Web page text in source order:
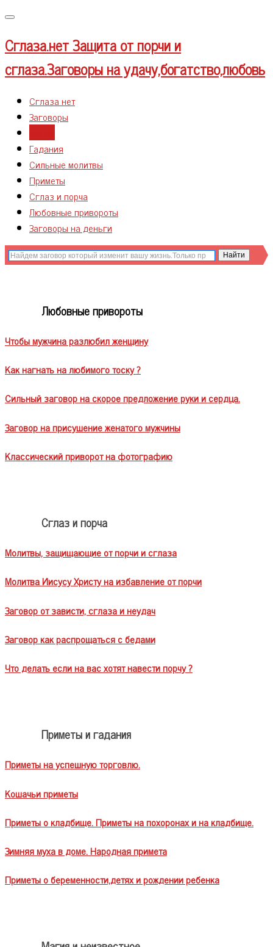
Меню
Сглаза.нетЗащита от порчи и
сглаза.Заговоры на удачу,богатство,любовь
Сглаза нет
Заговоры
Гадания
Сильные молитвы
Приметы
Сглаз и порча
Любовные привороты
Заговоры на деньги
Любовные привороты
Чтобы мужчина разлюбил женщину
Как нагнать на любимого тоску ?
Сильный заговор на скорое предложение руки и сердца.
Заговор на присушение женатого мужчины
Классический приворот на фотографию
Сглаз и порча
Молитвы, защищающие от порчи и сглаза
Молитва Иисусу Христу на избавление от порчи
Заговор от зависти, сглаза и неудач
Заговор как распрощаться с бедами
Что делать если на вас хотят навести порчу ?
Приметы и гадания
Приметы на успешную торговлю.
Кошачьи приметы
Приметы о кладбище. Приметы на похоронах и на кладбище.
Зимняя муха в доме. Народная примета
Приметы о беременности,детях и рождении ребенка